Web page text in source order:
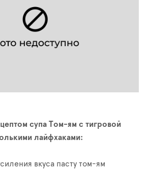
супа Том-ям с тигровой
лайфхаками:
вкуса пасту том-ям